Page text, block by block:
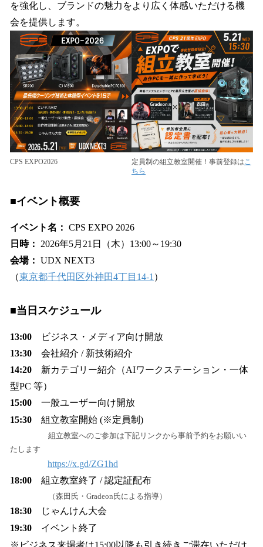
を強化し、ブランドの魅力をより広く体感いただける機
会を提供します。
CPS EXPO2026 定員制の組立教室開催！事前登録はこ
ちら
■イベント概要
イベント名： CPS EXPO 2026
日時：
2026年5月21日（木）13:00～19:30
会場： UDX NEXT3
（東京都千代田区外神田4丁目14-1 ）
■当日スケジュール
13:00 ビジネス・メディア向け開放
13:30 会社紹介 / 新技術紹介
14:20 新カテゴリー紹介（AIワークステーション・一体
型PC 等）
15:00 一般ユーザー向け開放
15:30 組立教室開始 (※定員制)
組立教室へのご参加は下記リンクから事前予約をお願いい
たします
https://x.gd/ZG1hd
18:00 組立教室終了 / 認定証配布
（森田氏・Gradeon氏による指導）
18:30 じゃんけん大会
19:30 イベント終了
※ビジネス来場者は15:00以降も引き続きご滞在いただけ